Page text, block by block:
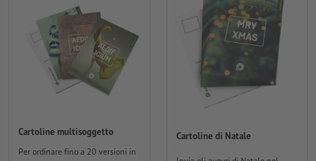
Cartoline multisoggetto
Per ordinare fino a 20 versioni in
Cartoline di Natale